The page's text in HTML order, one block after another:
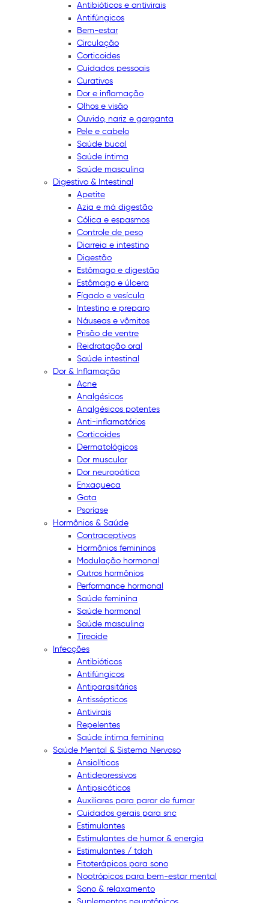
Antibióticos e antivirais
Antifúngicos
Bem-estar
Circulação
Corticoides
Cuidados pessoais
Curativos
Dor e inflamação
Olhos e visão
Ouvido, nariz e garganta
Pele e cabelo
Saúde bucal
Saúde íntima
Saúde masculina
Digestivo & Intestinal
Apetite
Azia e má digestão
Cólica e espasmos
Controle de peso
Diarreia e intestino
Digestão
Estômago e digestão
Estômago e úlcera
Fígado e vesícula
Intestino e preparo
Náuseas e vômitos
Prisão de ventre
Reidratação oral
Saúde intestinal
Dor & Inflamação
Acne
Analgésicos
Analgésicos potentes
Anti-inflamatórios
Corticoides
Dermatológicos
Dor muscular
Dor neuropática
Enxaqueca
Gota
Psoríase
Hormônios & Saúde
Contraceptivos
Hormônios femininos
Modulação hormonal
Outros hormônios
Performance hormonal
Saúde feminina
Saúde hormonal
Saúde masculina
Tireoide
Infecções
Antibióticos
Antifúngicos
Antiparasitários
Antissépticos
Antivirais
Repelentes
Saúde íntima feminina
Saúde Mental & Sistema Nervoso
Ansiolíticos
Antidepressivos
Antipsicóticos
Auxiliares para parar de fumar
Cuidados gerais para snc
Estimulantes
Estimulantes de humor & energia
Estimulantes / tdah
Fitoterápicos para sono
Nootrópicos para bem-estar mental
Sono & relaxamento